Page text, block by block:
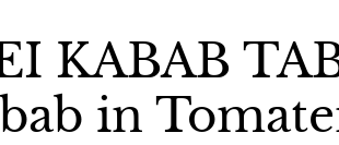
KABAB
in